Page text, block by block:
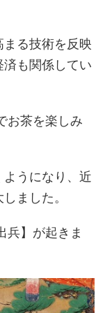
る技術を反映
も関係してい
お茶を楽しみ
うになり、近
ました。
兵】が起きま